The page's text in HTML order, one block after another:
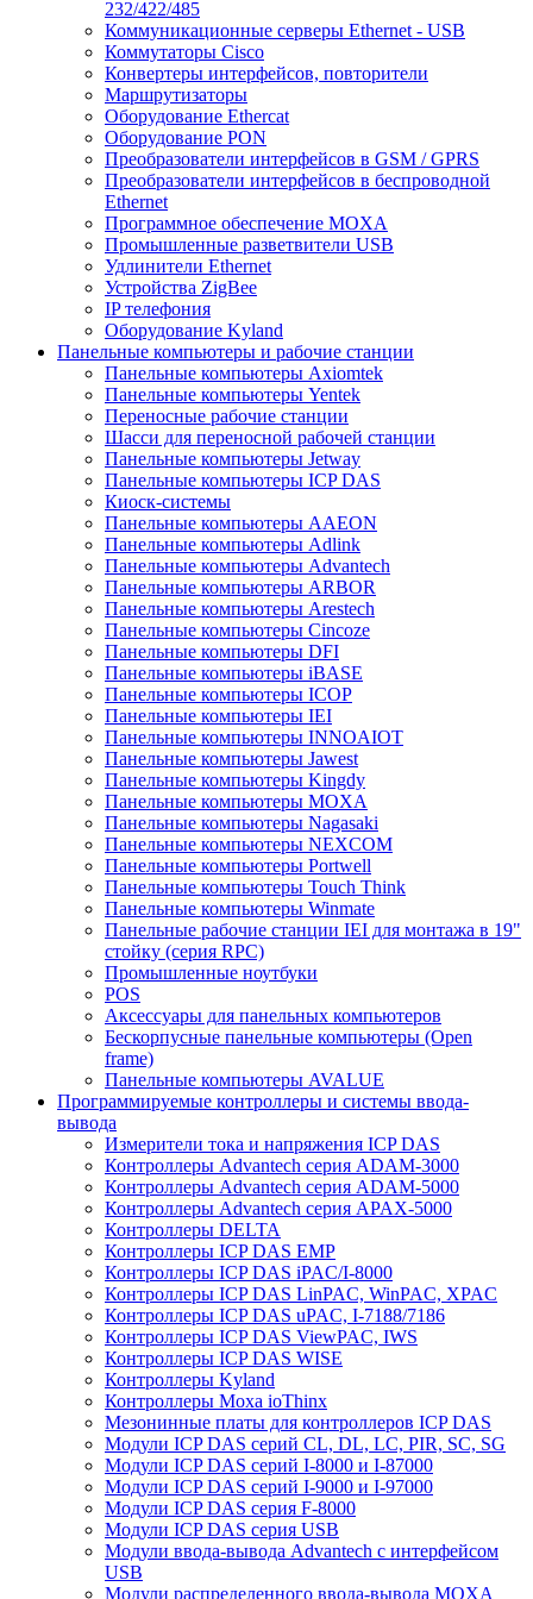
232/422/485
Коммуникационные серверы Ethernet - USB
Коммутаторы Cisco
Конвертеры интерфейсов, повторители
Маршрутизаторы
Оборудование Ethercat
Оборудование PON
Преобразователи интерфейсов в GSM / GPRS
Преобразователи интерфейсов в беспроводной
Ethernet
Программное обеспечение MOXA
Промышленные разветвители USB
Удлинители Ethernet
Устройства ZigBee
IP телефония
Оборудование Kyland
Панельные компьютеры и рабочие станции
Панельные компьютеры Axiomtek
Панельные компьютеры Yentek
Переносные рабочие станции
Шасси для переносной рабочей станции
Панельные компьютеры Jetway
Панельные компьютеры ICP DAS
Киоск-системы
Панельные компьютеры AAEON
Панельные компьютеры Adlink
Панельные компьютеры Advantech
Панельные компьютеры ARBOR
Панельные компьютеры Arestech
Панельные компьютеры Cincoze
Панельные компьютеры DFI
Панельные компьютеры iBASE
Панельные компьютеры ICOP
Панельные компьютеры IEI
Панельные компьютеры INNOAIOT
Панельные компьютеры Jawest
Панельные компьютеры Kingdy
Панельные компьютеры MOXA
Панельные компьютеры Nagasaki
Панельные компьютеры NEXCOM
Панельные компьютеры Portwell
Панельные компьютеры Touch Think
Панельные компьютеры Winmate
Панельные рабочие станции IEI для монтажа в 19"
стойку (серия RPC)
Промышленные ноутбуки
POS
Аксессуары для панельных компьютеров
Бескорпусные панельные компьютеры (Open
frame)
Панельные компьютеры AVALUE
Программируемые контроллеры и системы ввода-
вывода
Измерители тока и напряжения ICP DAS
Контроллеры Advantech серия ADAM-3000
Контроллеры Advantech серия ADAM-5000
Контроллеры Advantech серия APAX-5000
Контроллеры DELTA
Контроллеры ICP DAS EMP
Контроллеры ICP DAS iPAC/I-8000
Контроллеры ICP DAS LinPAC, WinPAC, XPAC
Контроллеры ICP DAS uPAC, I-7188/7186
Контроллеры ICP DAS ViewPAC, IWS
Контроллеры ICP DAS WISE
Контроллеры Kyland
Контроллеры Moxa ioThinx
Мезонинные платы для контроллеров ICP DAS
Модули ICP DAS серий CL, DL, LC, PIR, SC, SG
Модули ICP DAS серий I-8000 и I-87000
Модули ICP DAS серий I-9000 и I-97000
Модули ICP DAS серия F-8000
Модули ICP DAS серия USB
Модули ввода-вывода Advantech с интерфейсом
USB
Модули распределенного ввода-вывода MOXA